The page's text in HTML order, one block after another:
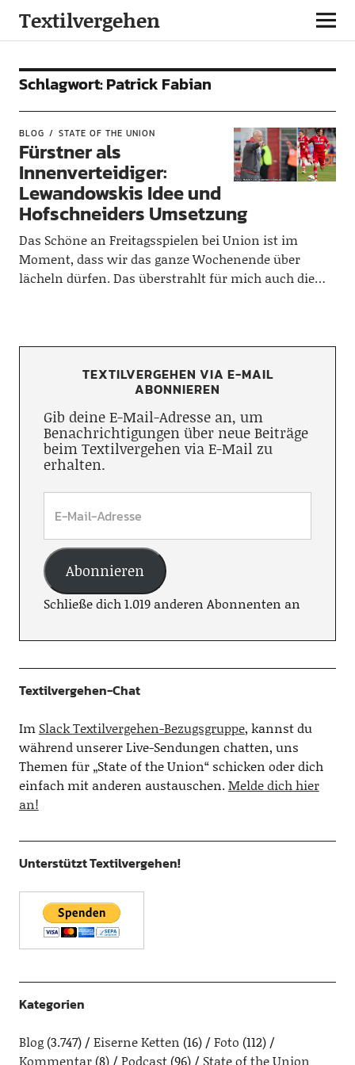
Textilvergehen
Schlagwort:Patrick Fabian
BLOG STATE OF THE UNION
Fürstner als
Innenverteidiger:
Lewandowskis Idee und
Hofschneiders Umsetzung
Das Schöne an Freitagsspielen bei Union ist im
Moment, dass wir das ganze Wochenende über
lächeln dürfen. Das überstrahlt für mich auch die…
TEXTILVERGEHEN VIA E-MAIL
ABONNIEREN
Gib deine E-Mail-Adresse an, um
Benachrichtigungen über neue Beiträge
beim Textilvergehen via E-Mail zu
erhalten.
Abonnieren
Schließe dich 1.019 anderen Abonnenten an
Textilvergehen-Chat
Im Slack Textilvergehen-Bezugsgruppe, kannst du
während unserer Live-Sendungen chatten, uns
Themen für „State of the Union“ schicken oder dich
einfach mit anderen austauschen.Melde dich hier
an!
Unterstützt Textilvergehen!
Kategorien
Blog(3.747) Eiserne Ketten (16) Foto (112)
Kommentar(8) Podcast(96) State of the Union